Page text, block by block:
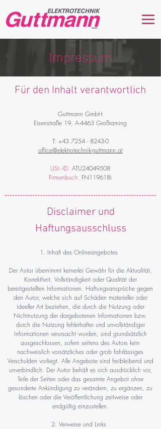
Impressum
Für den Inhalt verantwortlich
Guttmann GmbH
Eisenstraße 19, A-4463 Großraming
T: +43 7254 - 8243-0
office@elektrotechnik-guttmann.at
USt.-ID: ATU24049508
Firmenbuch: FN119618i
Disclaimer und
Haftungsausschluss
1. Inhalt des Onlineangebotes
Der Autor übernimmt keinerlei Gewähr für die Aktualität,
Korrektheit, Vollständigkeit oder Qualität der
bereitgestellten Informationen. Haftungsansprüche gegen
den Autor, welche sich auf Schäden materieller oder
ideeller Art beziehen, die durch die Nutzung oder
Nichtnutzung der dargebotenen Informationen bzw.
durch die Nutzung fehlerhafter und unvollständiger
Informationen verursacht wurden, sind grundsätzlich
ausgeschlossen, sofern seitens des Autors kein
nachweislich vorsätzliches oder grob fahrlässiges
Verschulden vorliegt. Alle Angebote sind freibleibend und
unverbindlich. Der Autor behält es sich ausdrücklich vor,
Teile der Seiten oder das gesamte Angebot ohne
gesonderte Ankündigung zu verändern, zu ergänzen, zu
löschen oder die Veröffentlichung zeitweise oder
endgültig einzustellen.
2. Verweise und Links